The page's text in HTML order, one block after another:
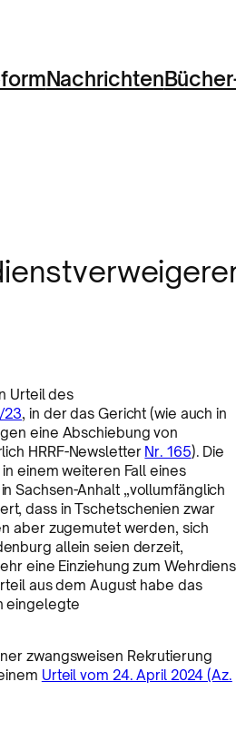
Nachrichten
Urteil des
23, in der das Gericht (wie auch in
eine Abschiebung von
HRRF-Newsletter Nr. 165). Die
einem weiteren Fall eines
Sachsen-Anhalt „vollumfänglich
dass in Tschetschenien zwar
aber zugemutet werden, sich
allein seien derzeit,
eine Einziehung zum
aus dem August habe das
eingelegte
zwangsweisen Rekrutierung
Urteil vom 24. April 2024 (Az.